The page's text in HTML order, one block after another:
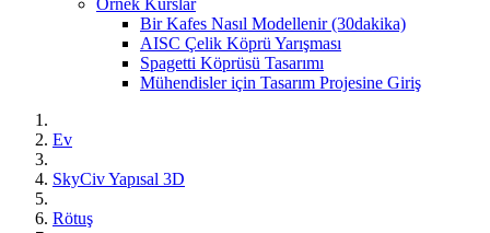
Örnek Kurslar
Bir Kafes Nasıl Modellenir (30dakika)
AISC Çelik Köprü Yarışması
Spagetti Köprüsü Tasarımı
Mühendisler için Tasarım Projesine Giriş
Ev
SkyCiv Yapısal 3D
Rötuş